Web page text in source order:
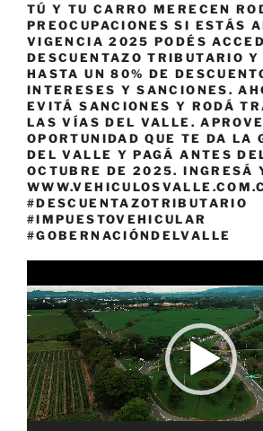
TÚ Y TU CARRO MERECEN
PREOCUPACIONES SI ESTÁS
VIGENCIA 2025 PODÉS
DESCUENTAZO TRIBUTARIO Y
HASTA UN 80% DE
INTERESES Y SANCIONES.
EVITÁ SANCIONES Y RODÁ
LAS VÍAS DEL VALLE.
OPORTUNIDAD QUE TE DA LA
DEL VALLE Y PAGÁ ANTES
OCTUBRE DE 2025. INGRESÁ
#DESCUENTAZOTRIBUTARIO
#IMPUESTOVEHICULAR
#GOBERNACIÓNDELVALLE
de
vídeo